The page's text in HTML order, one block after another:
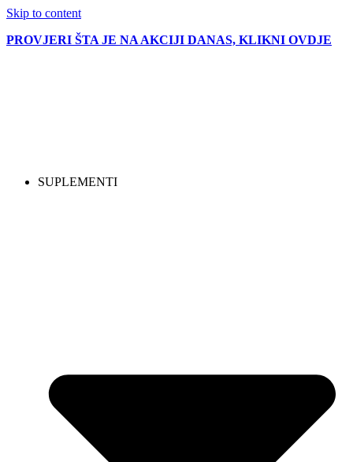
Skip to content
PROVJERI ŠTA JE NA AKCIJI DANAS, KLIKNI OVDJE
SUPLEMENTI